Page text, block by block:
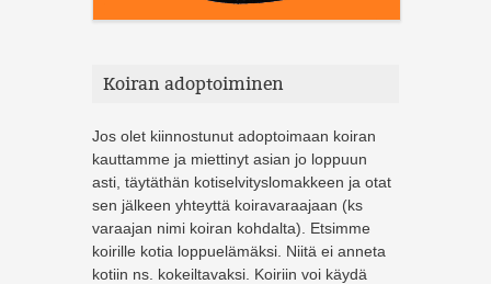
Koiran adoptoiminen
Jos olet kiinnostunut adoptoimaan koiran
kauttamme ja miettinyt asian jo loppuun
asti, täytäthän kotiselvityslomakkeen ja otat
sen jälkeen yhteyttä koiravaraajaan (ks
varaajan nimi koiran kohdalta). Etsimme
koirille kotia loppuelämäksi. Niitä ei anneta
kotiin ns. kokeiltavaksi. Koiriin voi käydä